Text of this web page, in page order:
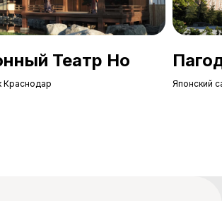
Театр Но
Краснодар Японский